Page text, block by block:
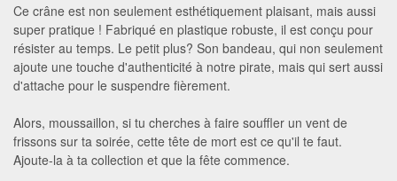
Ce crâne est non seulement esthétiquement plaisant, mais aussi
super pratique ! Fabriqué en plastique robuste, il est conçu pour
résister au temps. Le petit plus? Son bandeau, qui non seulement
ajoute une touche d'authenticité à notre pirate, mais qui sert aussi
d'attache pour le suspendre fièrement.
Alors, moussaillon, si tu cherches à faire souffler un vent de
frissons sur ta soirée, cette tête de mort est ce qu'il te faut.
Ajoute-la à ta collection et que la fête commence.